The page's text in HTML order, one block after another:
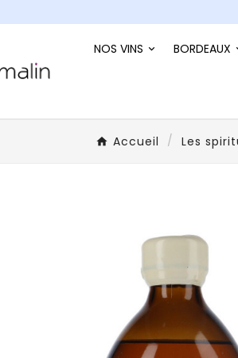
NOS VINS BORDEAUX
Accueil Les